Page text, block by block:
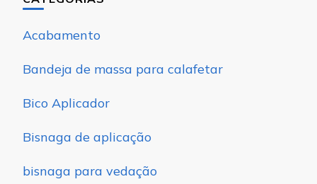
Acabamento
Bandeja de massa para calafetar
Bico Aplicador
Bisnaga de aplicação
bisnaga para vedação